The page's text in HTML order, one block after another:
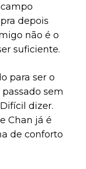
depois
não é o
suficiente.
para ser o
sem
dizer.
Chan já é
de conforto